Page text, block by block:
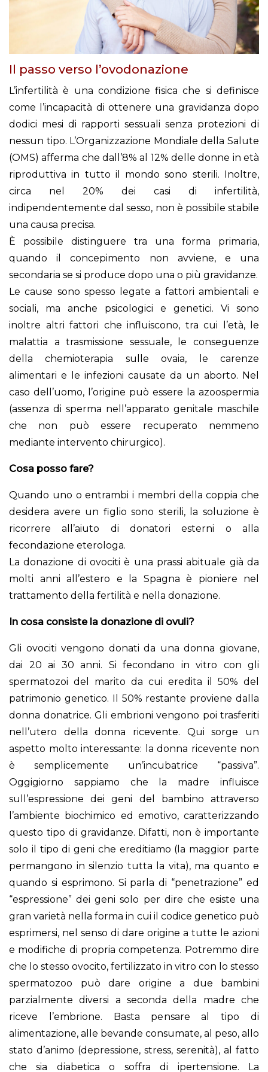
Il passo verso l’ovodonazione
L’infertilità è una condizione fisica che si definisce
come l’incapacità di ottenere una gravidanza dopo
dodici mesi di rapporti sessuali senza protezioni di
nessun tipo. L’Organizzazione Mondiale della Salute
(OMS) afferma che dall’8% al 12% delle donne in età
riproduttiva in tutto il mondo sono sterili. Inoltre,
circa nel 20% dei casi di infertilità,
indipendentemente dal sesso, non è possibile stabile
una causa precisa.
È possibile distinguere tra una forma primaria,
quando il concepimento non avviene, e una
secondaria se si produce dopo una o più gravidanze.
Le cause sono spesso legate a fattori ambientali e
sociali, ma anche psicologici e genetici. Vi sono
inoltre altri fattori che influiscono, tra cui l’età, le
malattia a trasmissione sessuale, le conseguenze
della chemioterapia sulle ovaia, le carenze
alimentari e le infezioni causate da un aborto. Nel
caso dell’uomo, l’origine può essere la azoospermia
(assenza di sperma nell’apparato genitale maschile
che non può essere recuperato nemmeno
mediante intervento chirurgico).
Cosa posso fare?
Quando uno o entrambi i membri della coppia che
desidera avere un figlio sono sterili, la soluzione è
ricorrere all’aiuto di donatori esterni o alla
fecondazione eterologa.
La donazione di ovociti è una prassi abituale già da
molti anni all’estero e la Spagna è pioniere nel
trattamento della fertilità e nella donazione.
In cosa consiste la donazione di ovuli?
Gli ovociti vengono donati da una donna giovane,
dai 20 ai 30 anni. Si fecondano in vitro con gli
spermatozoi del marito da cui eredita il 50% del
patrimonio genetico. Il 50% restante proviene dalla
donna donatrice. Gli embrioni vengono poi trasferiti
nell’utero della donna ricevente. Qui sorge un
aspetto molto interessante: la donna ricevente non
è semplicemente un’incubatrice “passiva”.
Oggigiorno sappiamo che la madre influisce
sull’espressione dei geni del bambino attraverso
l’ambiente biochimico ed emotivo, caratterizzando
questo tipo di gravidanze. Difatti, non è importante
solo il tipo di geni che ereditiamo (la maggior parte
permangono in silenzio tutta la vita), ma quanto e
quando si esprimono. Si parla di “penetrazione” ed
“espressione” dei geni solo per dire che esiste una
gran varietà nella forma in cui il codice genetico può
esprimersi, nel senso di dare origine a tutte le azioni
e modifiche di propria competenza. Potremmo dire
che lo stesso ovocito, fertilizzato in vitro con lo stesso
spermatozoo può dare origine a due bambini
parzialmente diversi a seconda della madre che
riceve l’embrione. Basta pensare al tipo di
alimentazione, alle bevande consumate, al peso, allo
stato d’animo (depressione, stress, serenità), al fatto
che sia diabetica o soffra di ipertensione. La